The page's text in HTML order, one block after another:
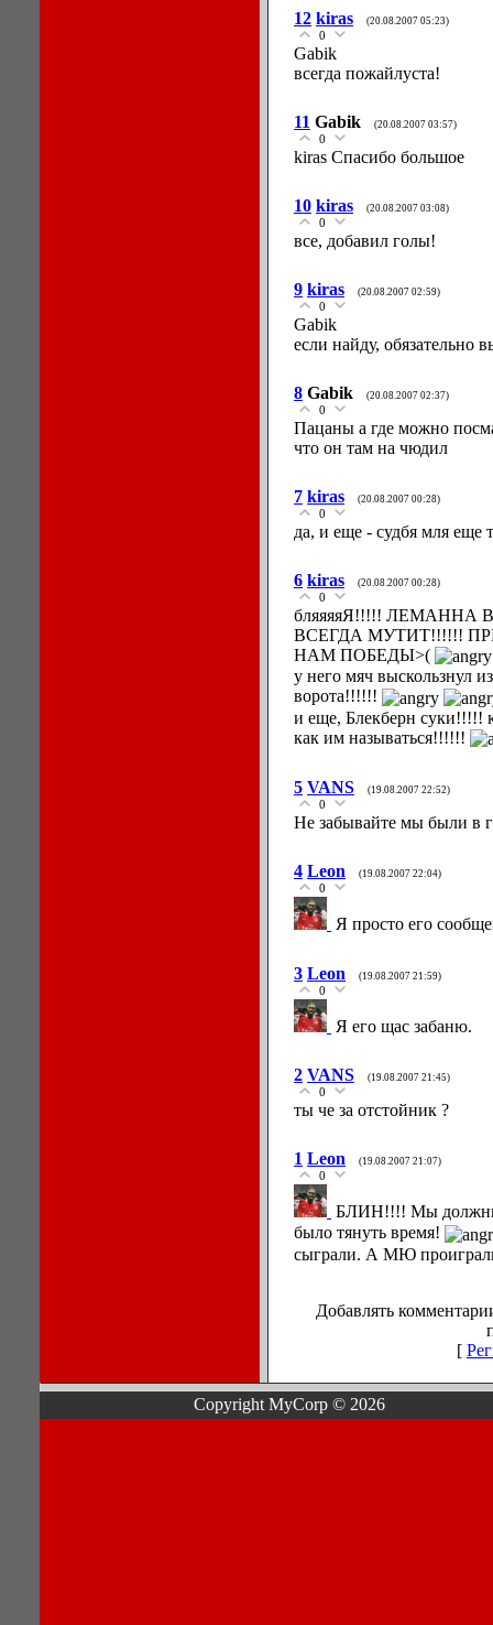
12 kiras (20.08.2007 05:23)
0
Gabik
всегда пожайлуста!
11 Gabik (20.08.2007 03:57)
0
kiras Спасибо большое
10 kiras (20.08.2007 03:08)
0
все, добавил голы!
9 kiras (20.08.2007 02:59)
0
Gabik
если найду, обязательно
8 Gabik (20.08.2007 02:37)
0
Пацаны а где можно
что он там на чюдил
7 kiras (20.08.2007 00:28)
0
да, и еще - судбя мля еще
6 kiras (20.08.2007 00:28)
0
бляяяяЯ!!!!!
ВСЕГДА МУТИТ!!!!!!
НАМ ПОБЕДЫ>(
у него мяч выскользнул
ворота!!!!!!
и еще, Блекберн суки!!!!!
как им называться!!!!!!
5 VANS (19.08.2007 22:52)
0
Не забывайте мы были в
4 Leon (19.08.2007 22:04)
0
Я просто его
3 Leon (19.08.2007 21:59)
0
Я его щас забаню.
2 VANS (19.08.2007 21:45)
0
ты че за отстойник ?
1 Leon (19.08.2007 21:07)
0
БЛИН!!!! Мы
было тянуть время!
сыграли. А МЮ
Добавлять
[
Copyright MyCorp © 2026